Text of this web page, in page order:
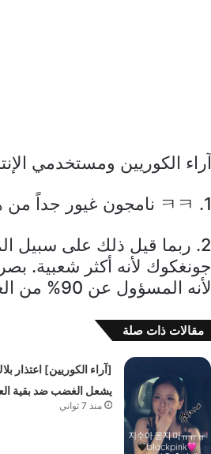
آراء الكوريين ومستخدمي
1. ㅋㅋ نامجون غيور جداً من هذا الرجل.
لأنه المسؤول عن 90% من الغناء في كل ألبوم.
مقالات ذات صلة
[آراء الكوريين] اعتذار
يشعل الغضب ضد بقية
منذ 7 ثواني